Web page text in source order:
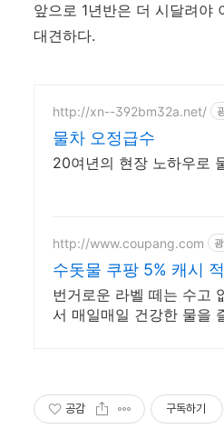
앞으로 1년반은 더 시달려야
대견하다.
http://xn--392bm32a.net/
물차 오정급수
20여년의 현장 노하우로
http://www.coupang.com
수돗물 쿠팡 5% 캐시
번거로운 라벨 떼는 수고
서 매일매일 건강한 물을
공감 구독하기